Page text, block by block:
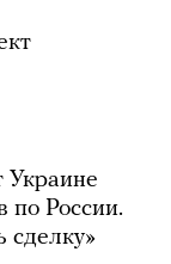
Украине
по России.
сделку»